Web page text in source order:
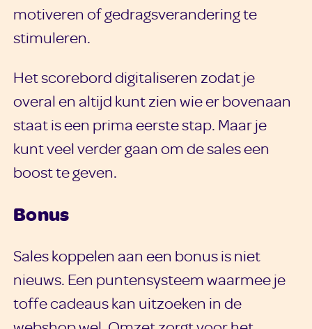
motiveren of gedragsverandering te
stimuleren.
Het scorebord digitaliseren zodat je
overal en altijd kunt zien wie er bovenaan
staat is een prima eerste stap. Maar je
kunt veel verder gaan om de sales een
boost te geven.
Bonus
Sales koppelen aan een bonus is niet
nieuws. Een puntensysteem waarmee je
toffe cadeaus kan uitzoeken in de